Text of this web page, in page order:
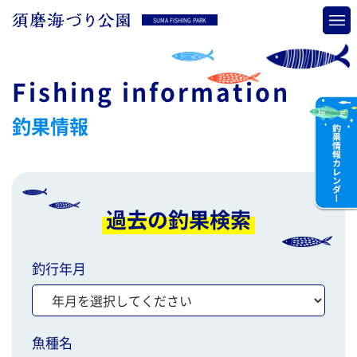
SUMA FISHING PARK
Fishing information
釣果情報
過去の釣果検索
釣行年月
魚種名